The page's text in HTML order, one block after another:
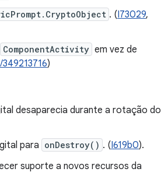
. (I73029,
ComponentActivity em vez de
349213716)
desaparecia durante a rotação do
para onDestroy() . (I619b0).
suporte a novos recursos da